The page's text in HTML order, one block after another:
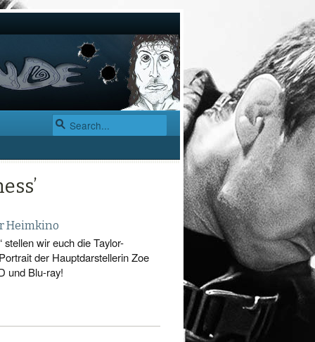
Heimkino
stellen wir euch die Taylor-
der Hauptdarstellerin Zoe
und Blu-ray!